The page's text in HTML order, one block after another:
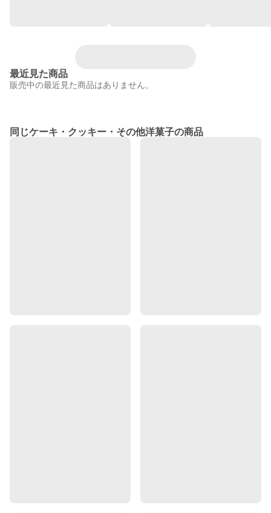
最近見た商品
販売中の最近見た商品はありません。
同じケーキ・クッキー・その他洋菓子の商品